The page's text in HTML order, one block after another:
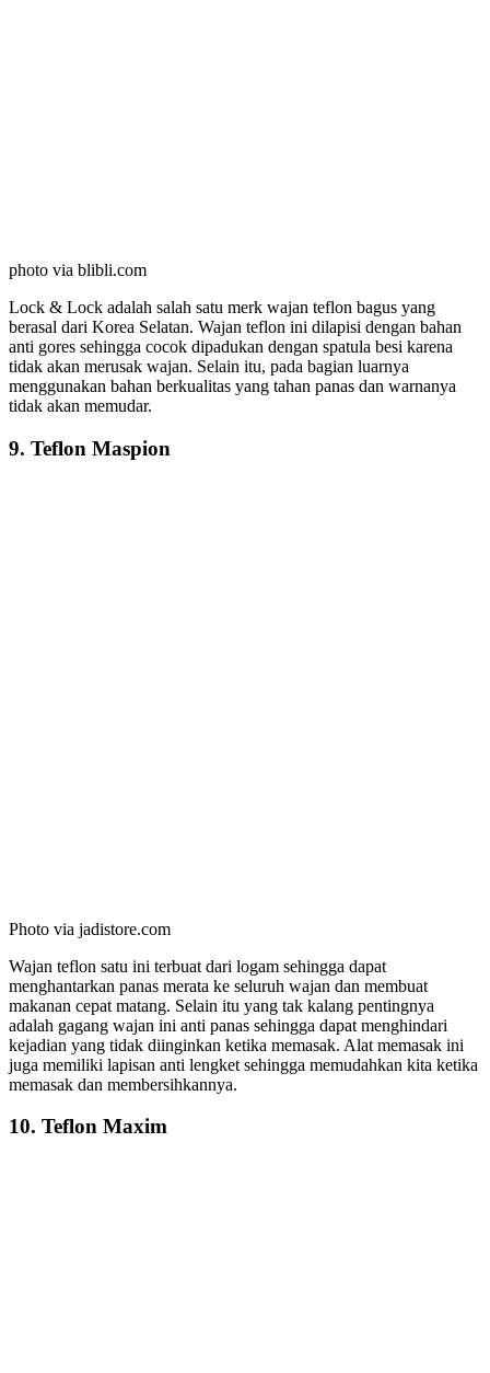
photo via blibli.com
Lock & Lock adalah salah satu merk wajan teflon bagus yang
berasal dari Korea Selatan. Wajan teflon ini dilapisi dengan bahan
anti gores sehingga cocok dipadukan dengan spatula besi karena
tidak akan merusak wajan. Selain itu, pada bagian luarnya
menggunakan bahan berkualitas yang tahan panas dan warnanya
tidak akan memudar.
9. Teflon Maspion
Photo via jadistore.com
Wajan teflon satu ini terbuat dari logam sehingga dapat
menghantarkan panas merata ke seluruh wajan dan membuat
makanan cepat matang. Selain itu yang tak kalang pentingnya
adalah gagang wajan ini anti panas sehingga dapat menghindari
kejadian yang tidak diinginkan ketika memasak. Alat memasak ini
juga memiliki lapisan anti lengket sehingga memudahkan kita ketika
memasak dan membersihkannya.
10. Teflon Maxim